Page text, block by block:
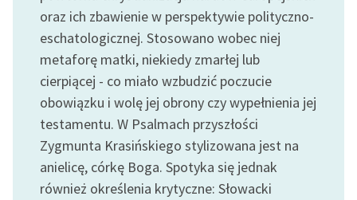
feministycznej
Ręce pełne poezji
Kolekcje edukacyjne
twórców przechodzących
do domeny publicznej,
lektur szkolnych oraz
Starego Testamentu
Odkurzamy bohaterów
oraz ich zbawienie w perspektywie polityczno-
eschatologicznej. Stosowano wobec niej
metaforę matki, niekiedy zmarłej lub
cierpiącej - co miało wzbudzić poczucie
obowiązku i wolę jej obrony czy wypełnienia jej
testamentu. W Psalmach przyszłości
Zygmunta Krasińskiego stylizowana jest na
anielicę, córkę Boga. Spotyka się jednak
również określenia krytyczne: Słowacki